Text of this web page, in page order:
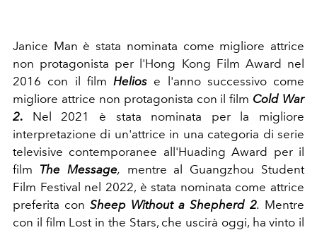
Janice Man è stata nominata come migliore attrice
non protagonista per l'Hong Kong Film Award nel
2016 con il film Helios e l'anno successivo come
migliore attrice non protagonista con il film Cold War
2. Nel 2021 è stata nominata per la migliore
interpretazione di un'attrice in una categoria di serie
televisive contemporanee all'Huading Award per il
film The Message, mentre al Guangzhou Student
Film Festival nel 2022, è stata nominata come attrice
preferita con Sheep Without a Shepherd 2. Mentre
con il film Lost in the Stars, che uscirà oggi, ha vinto il